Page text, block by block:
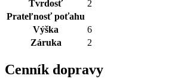
Tvrdosť
2
Prateľnosť poťahu
Výška
6
Záruka
2
Cenník dopravy